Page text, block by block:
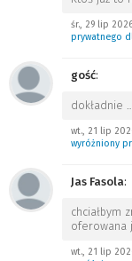
śr., 29 lip
prywatnego
gość:
dokładnie
wt., 21 lip
wyróżniony
Jas Fasola:
chciałbym
oferowana
wt., 21 lip